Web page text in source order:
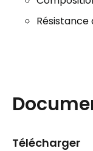
Résistance
Télécharger